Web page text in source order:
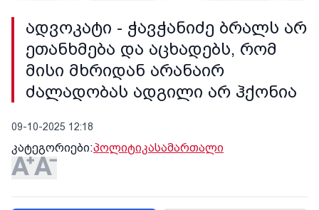
ადვოკატი - ჭავჭანიძე ბრალს არ
ეთანხმება და აცხადებს, რომ
მისი მხრიდან არანაირ
ძალადობას ადგილი არ ჰქონია
09-10-2025 12:18
კატეგორიები:პოლიტიკასამართალი